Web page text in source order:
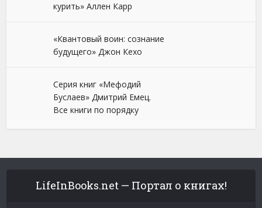
курить» Аллен Карр
«Квантовый воин: сознание
будущего» Джон Кехо
Серия книг «Мефодий
Буслаев» Дмитрий Емец.
Все книги по порядку
LifeInBooks.net — Портал о книгах!